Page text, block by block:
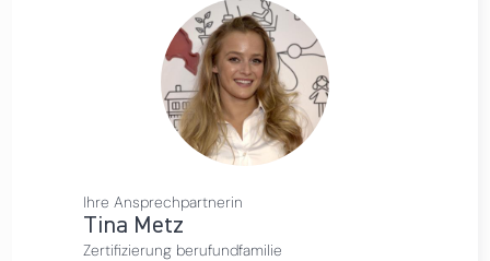
Ihre Ansprechpartnerin
Tina Metz
Zertifizierung berufundfamilie